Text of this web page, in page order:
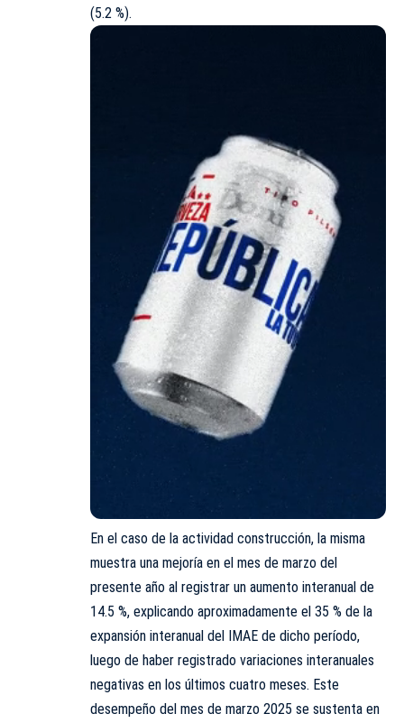
(5.2 %).
En el caso de la actividad construcción, la misma
muestra una mejoría en el mes de marzo del
presente año al registrar un aumento interanual de
14.5 %, explicando aproximadamente el 35 % de la
expansión interanual del IMAE de dicho período,
luego de haber registrado variaciones interanuales
negativas en los últimos cuatro meses. Este
desempeño del mes de marzo 2025 se sustenta en